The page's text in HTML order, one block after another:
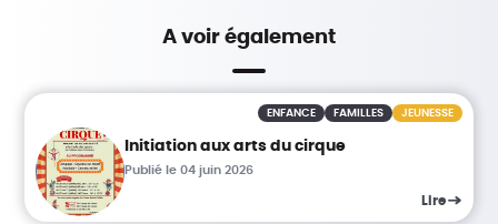
A voir également
ENFANCE FAMILLES JEUNESSE
Initiation aux arts du cirque
Publié le 04 juin 2026
Lire